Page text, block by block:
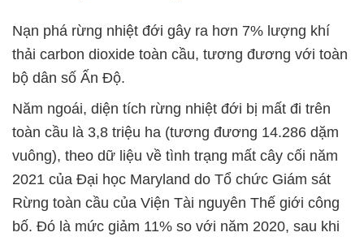
Nạn phá rừng nhiệt đới gây ra hơn 7% lượng khí
thải carbon dioxide toàn cầu, tương đương với toàn
bộ dân số Ấn Độ.
Năm ngoái, diện tích rừng nhiệt đới bị mất đi trên
toàn cầu là 3,8 triệu ha (tương đương 14.286 dặm
vuông), theo dữ liệu về tình trạng mất cây cối năm
2021 của Đại học Maryland do Tổ chức Giám sát
Rừng toàn cầu của Viện Tài nguyên Thế giới công
bố. Đó là mức giảm 11% so với năm 2020, sau khi